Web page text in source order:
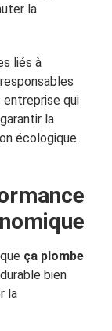
la
liés à
entreprise qui
la
écologique
ça plombe
bien
la